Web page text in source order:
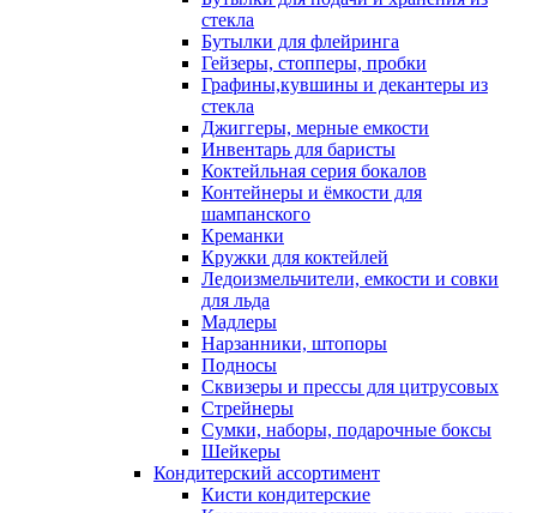
стекла
Бутылки для флейринга
Гейзеры, стопперы, пробки
Графины,кувшины и декантеры из
стекла
Джиггеры, мерные емкости
Инвентарь для баристы
Коктейльная серия бокалов
Контейнеры и ёмкости для
шампанского
Креманки
Кружки для коктейлей
Ледоизмельчители, емкости и совки
для льда
Мадлеры
Нарзанники, штопоры
Подносы
Сквизеры и прессы для цитрусовых
Стрейнеры
Сумки, наборы, подарочные боксы
Шейкеры
Кондитерский ассортимент
Кисти кондитерские